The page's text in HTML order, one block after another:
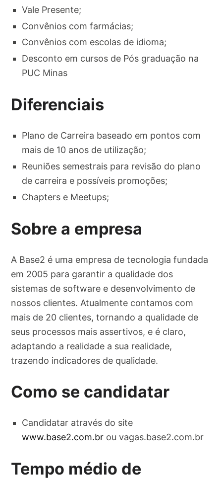
Vale Presente;
Convênios com farmácias;
Convênios com escolas de idioma;
Desconto em cursos de Pós graduação na
PUC Minas
Diferenciais
Plano de Carreira baseado em pontos com
mais de 10 anos de utilização;
Reuniões semestrais para revisão do plano
de carreira e possíveis promoções;
Chapters e Meetups;
Sobre a empresa
A Base2 é uma empresa de tecnologia fundada
em 2005 para garantir a qualidade dos
sistemas de software e desenvolvimento de
nossos clientes. Atualmente contamos com
mais de 20 clientes, tornando a qualidade de
seus processos mais assertivos, e é claro,
adaptando a realidade a sua realidade,
trazendo indicadores de qualidade.
Como se candidatar
Candidatar através do site
www.base2.com.br ou vagas.base2.com.br
Tempo médio de